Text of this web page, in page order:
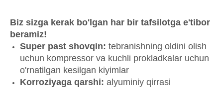
Biz sizga kerak bo'lgan har bir tafsilotga e'tibor
beramiz!
Super past shovqin: tebranishning oldini olish
uchun kompressor va kuchli prokladkalar uchun
o'rnatilgan kesilgan kiyimlar
Korroziyaga qarshi: alyuminiy qirrasi